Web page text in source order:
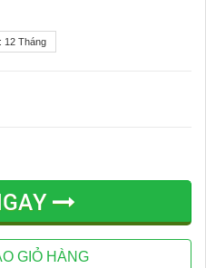
12 Tháng
GIỎ HÀNG